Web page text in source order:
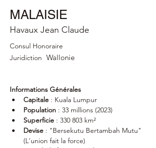
MALAISIE
Havaux Jean Claude
Consul Honoraire
Juridiction Wallonie
Informations Générales
Capitale : Kuala Lumpur
Population : 33 millions (2023)
Superficie : 330 803 km²
Devise : "Bersekutu Bertambah Mutu"
(L'union fait la force)